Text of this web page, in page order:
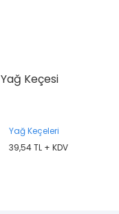
Keçesi
Yağ Keçeleri
39,54 TL + KDV